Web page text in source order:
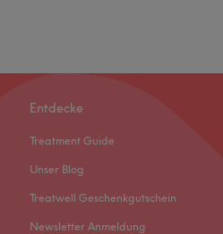
Entdecke
Treatment Guide
Unser Blog
Treatwell Geschenkgutschein
Newsletter Anmeldung